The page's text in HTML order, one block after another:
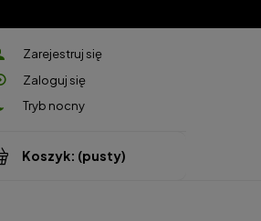
Zarejestruj się
Zaloguj się
Koszyk: (pusty)